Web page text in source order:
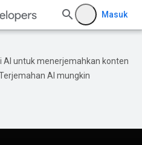
Masuk
AI untuk menerjemahkan konten
AI mungkin